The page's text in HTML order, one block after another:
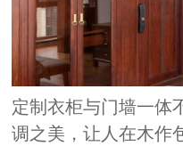
定制衣柜与门墙一体
调之美，让人在木作